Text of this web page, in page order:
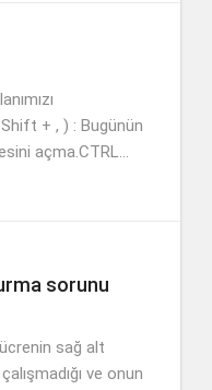
+ , ) : Bugünün
açma.CTRL...
sorunu
sağ alt
ve onun